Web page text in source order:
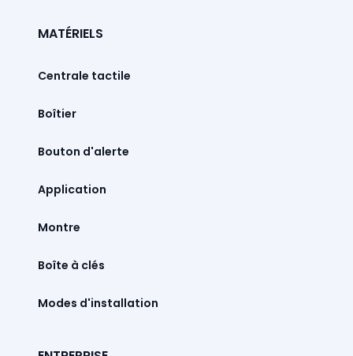
MATÉRIELS
Centrale tactile
Boîtier
Bouton d'alerte
Montre
Boîte à clés
Modes d'installation